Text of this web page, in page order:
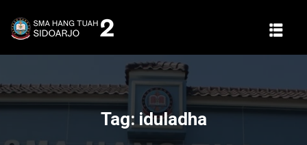
Tag:iduladha